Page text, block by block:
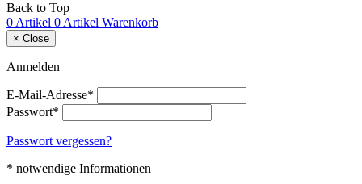
Back to Top
0 Artikel 0 Artikel Warenkorb
× Close
Anmelden
E-Mail-Adresse*
Passwort*
Passwort vergessen?
* notwendige Informationen